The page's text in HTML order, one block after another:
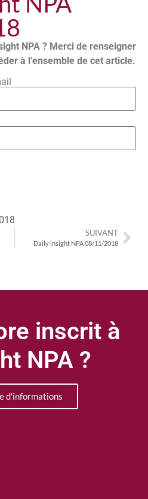
NPA ? Merci de renseigner
à l’ensemble de cet article.
SUIVANT
Daily insight NPA 08/11/2018
inscrit à
NPA ?
d'informations